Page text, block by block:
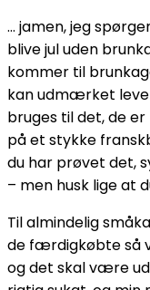
… jamen, jeg
blive jul uden
kommer til
kan udmærket
bruges til det, de
på et stykke
du har prøvet det,
– men husk lige at
Til almindelig
de færdigkøbte så
og det skal være